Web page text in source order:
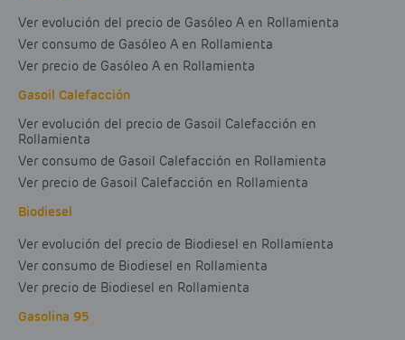
Ver evolución del precio de Gasóleo A en Rollamienta
Ver consumo de Gasóleo A en Rollamienta
Ver precio de Gasóleo A en Rollamienta
Gasoil Calefacción
Ver evolución del precio de Gasoil Calefacción en
Rollamienta
Ver consumo de Gasoil Calefacción en Rollamienta
Ver precio de Gasoil Calefacción en Rollamienta
Biodiesel
Ver evolución del precio de Biodiesel en Rollamienta
Ver consumo de Biodiesel en Rollamienta
Ver precio de Biodiesel en Rollamienta
Gasolina 95